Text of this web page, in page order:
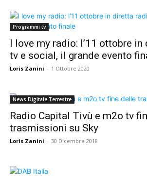
Programmi tv
I love my radio: l’11 ottobre
tv e social, il grande evento
Loris Zanini - 1 Ottobre 2020
News Digitale Terrestre
Radio Capital Tivù e m2o tv
trasmissioni su Sky
Loris Zanini - 30 Dicembre 2018